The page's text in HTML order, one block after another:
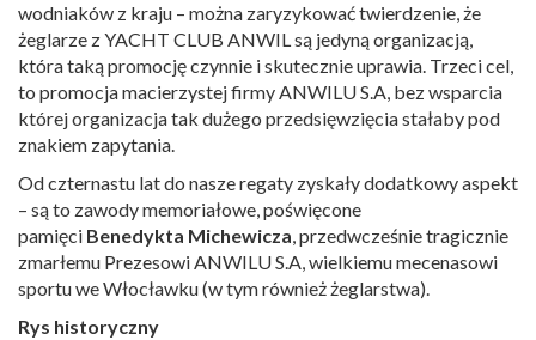
wodniaków z kraju – można zaryzykować twierdzenie, że
żeglarze z YACHT CLUB ANWIL są jedyną organizacją,
która taką promocję czynnie i skutecznie uprawia. Trzeci cel,
to promocja macierzystej firmy ANWILU S.A, bez wsparcia
której organizacja tak dużego przedsięwzięcia stałaby pod
znakiem zapytania.
Od czternastu lat do nasze regaty zyskały dodatkowy aspekt
– są to zawody memoriałowe, poświęcone
pamięci Benedykta Michewicza, przedwcześnie tragicznie
zmarłemu Prezesowi ANWILU S.A, wielkiemu mecenasowi
sportu we Włocławku (w tym również żeglarstwa).
Rys historyczny